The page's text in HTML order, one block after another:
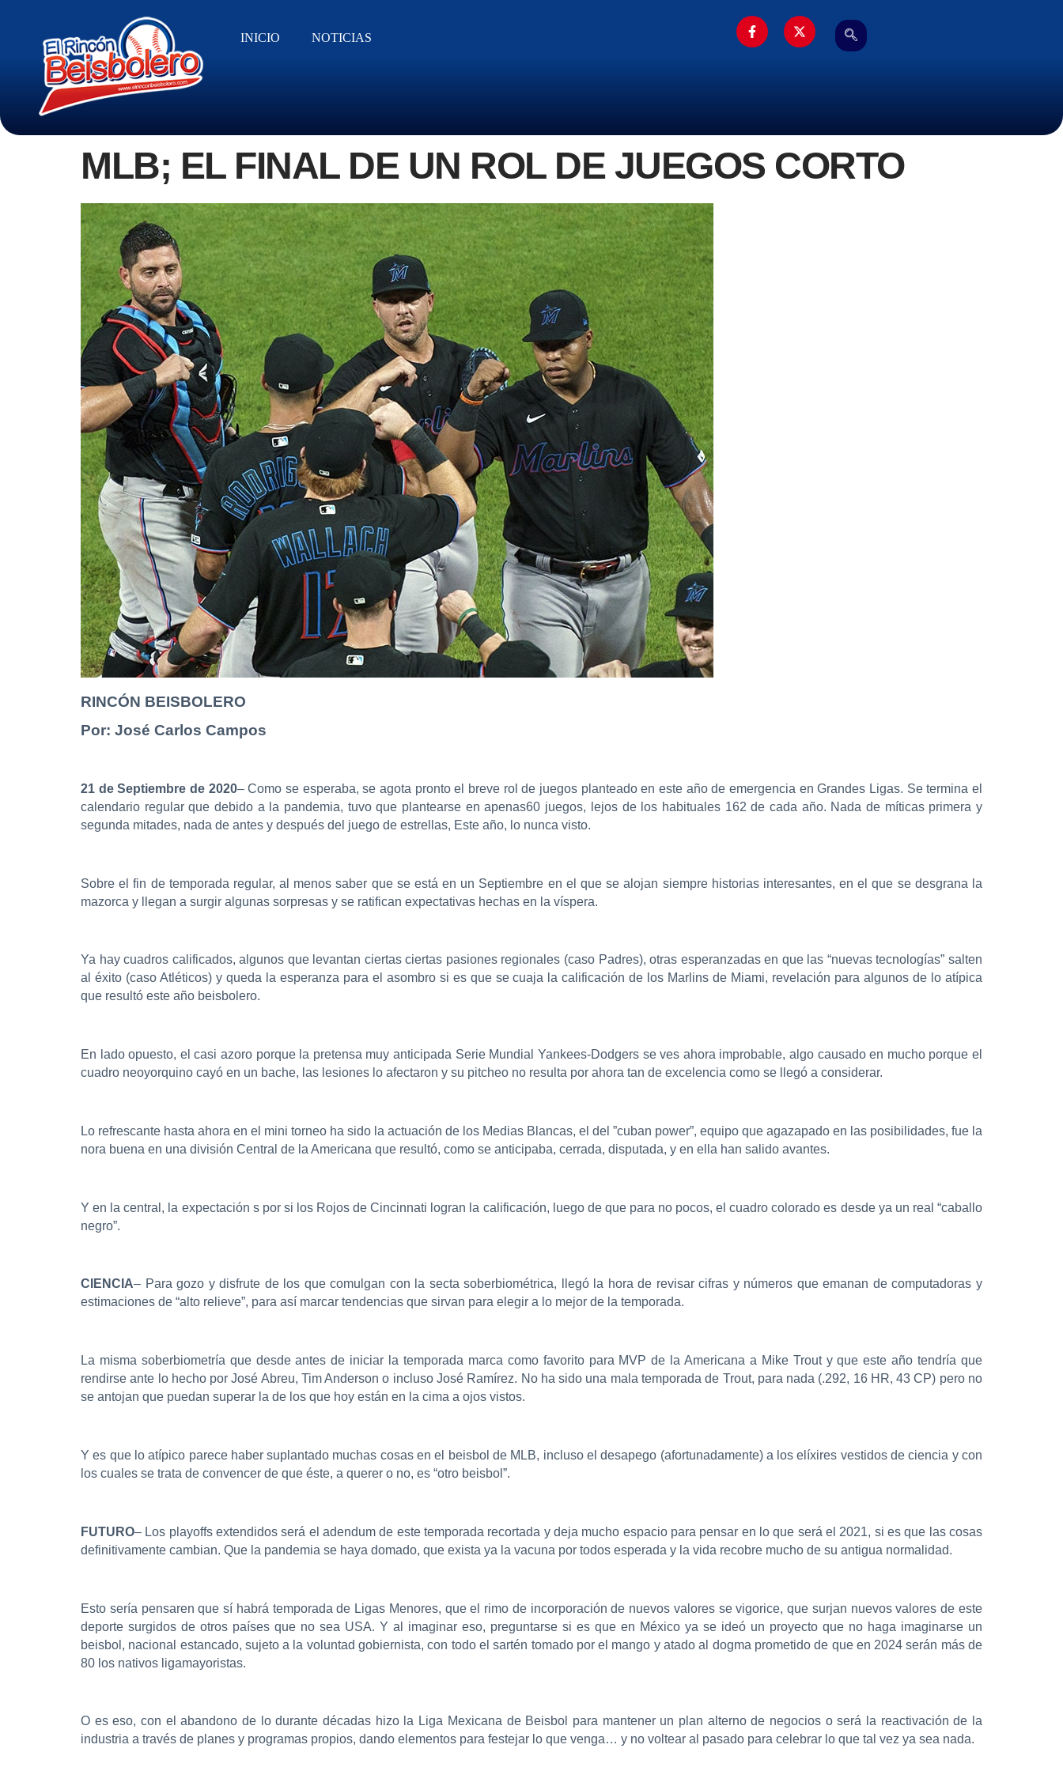
INICIO NOTICIAS
MLB; EL FINAL DE UN ROL DE JUEGOS CORTO
RINCÓN BEISBOLERO
Por: José Carlos Campos
21 de Septiembre de 2020– Como se esperaba, se agota pronto el breve rol de juegos planteado en este año de emergencia en Grandes Ligas. Se termina el
calendario regular que debido a la pandemia, tuvo que plantearse en apenas60 juegos, lejos de los habituales 162 de cada año. Nada de míticas primera y
segunda mitades, nada de antes y después del juego de estrellas, Este año, lo nunca visto.
Sobre el fin de temporada regular, al menos saber que se está en un Septiembre en el que se alojan siempre historias interesantes, en el que se desgrana la
mazorca y llegan a surgir algunas sorpresas y se ratifican expectativas hechas en la víspera.
Ya hay cuadros calificados, algunos que levantan ciertas ciertas pasiones regionales (caso Padres), otras esperanzadas en que las “nuevas tecnologías” salten
al éxito (caso Atléticos) y queda la esperanza para el asombro si es que se cuaja la calificación de los Marlins de Miami, revelación para algunos de lo atípica
que resultó este año beisbolero.
En lado opuesto, el casi azoro porque la pretensa muy anticipada Serie Mundial Yankees-Dodgers se ves ahora improbable, algo causado en mucho porque el
cuadro neoyorquino cayó en un bache, las lesiones lo afectaron y su pitcheo no resulta por ahora tan de excelencia como se llegó a considerar.
Lo refrescante hasta ahora en el mini torneo ha sido la actuación de los Medias Blancas, el del ”cuban power”, equipo que agazapado en las posibilidades, fue la
nora buena en una división Central de la Americana que resultó, como se anticipaba, cerrada, disputada, y en ella han salido avantes.
Y en la central, la expectación s por si los Rojos de Cincinnati logran la calificación, luego de que para no pocos, el cuadro colorado es desde ya un real “caballo
negro”.
CIENCIA– Para gozo y disfrute de los que comulgan con la secta soberbiométrica, llegó la hora de revisar cifras y números que emanan de computadoras y
estimaciones de “alto relieve”, para así marcar tendencias que sirvan para elegir a lo mejor de la temporada.
La misma soberbiometría que desde antes de iniciar la temporada marca como favorito para MVP de la Americana a Mike Trout y que este año tendría que
rendirse ante lo hecho por José Abreu, Tim Anderson o incluso José Ramírez. No ha sido una mala temporada de Trout, para nada (.292, 16 HR, 43 CP) pero no
se antojan que puedan superar la de los que hoy están en la cima a ojos vistos.
Y es que lo atípico parece haber suplantado muchas cosas en el beisbol de MLB, incluso el desapego (afortunadamente) a los elíxires vestidos de ciencia y con
los cuales se trata de convencer de que éste, a querer o no, es “otro beisbol”.
FUTURO– Los playoffs extendidos será el adendum de este temporada recortada y deja mucho espacio para pensar en lo que será el 2021, si es que las cosas
definitivamente cambian. Que la pandemia se haya domado, que exista ya la vacuna por todos esperada y la vida recobre mucho de su antigua normalidad.
Esto sería pensaren que sí habrá temporada de Ligas Menores, que el rimo de incorporación de nuevos valores se vigorice, que surjan nuevos valores de este
deporte surgidos de otros países que no sea USA. Y al imaginar eso, preguntarse si es que en México ya se ideó un proyecto que no haga imaginarse un
beisbol, nacional estancado, sujeto a la voluntad gobiernista, con todo el sartén tomado por el mango y atado al dogma prometido de que en 2024 serán más de
80 los nativos ligamayoristas.
O es eso, con el abandono de lo durante décadas hizo la Liga Mexicana de Beisbol para mantener un plan alterno de negocios o será la reactivación de la
industria a través de planes y programas propios, dando elementos para festejar lo que venga… y no voltear al pasado para celebrar lo que tal vez ya sea nada.